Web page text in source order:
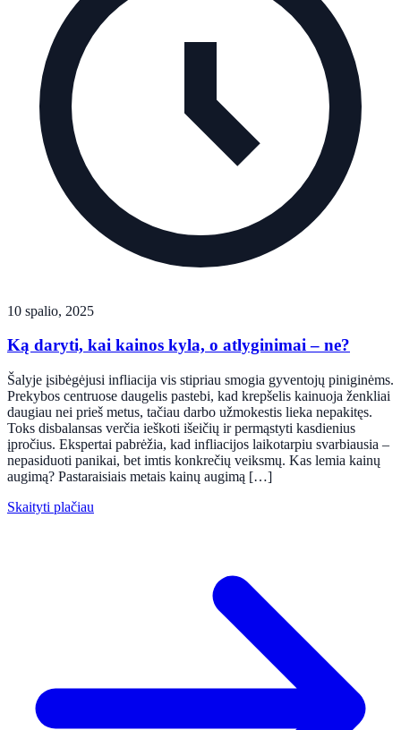
10 spalio, 2025
Ką daryti, kai kainos kyla, o atlyginimai – ne?
Šalyje įsibėgėjusi infliacija vis stipriau smogia gyventojų piniginėms.
Prekybos centruose daugelis pastebi, kad krepšelis kainuoja ženkliai
daugiau nei prieš metus, tačiau darbo užmokestis lieka nepakitęs.
Toks disbalansas verčia ieškoti išeičių ir permąstyti kasdienius
įpročius. Ekspertai pabrėžia, kad infliacijos laikotarpiu svarbiausia –
nepasiduoti panikai, bet imtis konkrečių veiksmų. Kas lemia kainų
augimą? Pastaraisiais metais kainų augimą […]
Skaityti plačiau